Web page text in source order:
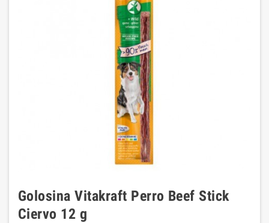
Golosina Vitakraft Perro Beef Stick
Ciervo 12 g